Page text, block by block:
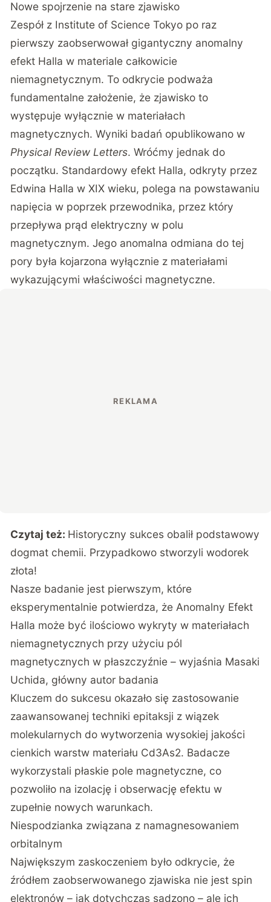
Nowe spojrzenie na stare zjawisko
Zespół z Institute of Science Tokyo po raz
pierwszy zaobserwował gigantyczny anomalny
efekt Halla w materiale całkowicie
niemagnetycznym. To odkrycie podważa
fundamentalne założenie, że zjawisko to
występuje wyłącznie w materiałach
magnetycznych. Wyniki badań opublikowano w
Physical Review Letters. Wróćmy jednak do
początku. Standardowy efekt Halla, odkryty przez
Edwina Halla w XIX wieku, polega na powstawaniu
napięcia w poprzek przewodnika, przez który
przepływa prąd elektryczny w polu
magnetycznym. Jego anomalna odmiana do tej
pory była kojarzona wyłącznie z materiałami
wykazującymi właściwości magnetyczne.
Czytaj też: Historyczny sukces obalił podstawowy
dogmat chemii. Przypadkowo stworzyli wodorek
złota!
Nasze badanie jest pierwszym, które
eksperymentalnie potwierdza, że Anomalny Efekt
Halla może być ilościowo wykryty w materiałach
niemagnetycznych przy użyciu pól
magnetycznych w płaszczyźnie – wyjaśnia Masaki
Uchida, główny autor badania
Kluczem do sukcesu okazało się zastosowanie
zaawansowanej techniki epitaksji z wiązek
molekularnych do wytworzenia wysokiej jakości
cienkich warstw materiału Cd3As2. Badacze
wykorzystali płaskie pole magnetyczne, co
pozwoliło na izolację i obserwację efektu w
zupełnie nowych warunkach.
Niespodzianka związana z namagnesowaniem
orbitalnym
Największym zaskoczeniem było odkrycie, że
źródłem zaobserwowanego zjawiska nie jest spin
elektronów – jak dotychczas sądzono – ale ich